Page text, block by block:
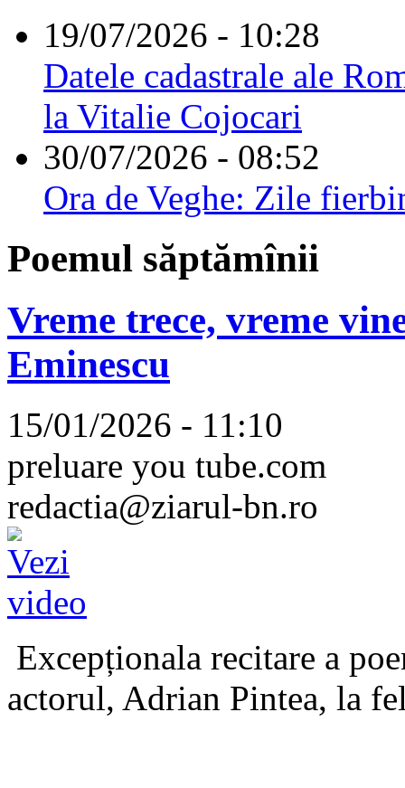
19/07/2026 - 10:28
Datele cadastrale ale
la Vitalie Cojocari
30/07/2026 - 08:52
Ora de Veghe: Zile
Poemul săptămînii
Vreme trece, vreme
Eminescu
15/01/2026 - 11:10
preluare you tube.com
redactia@ziarul-bn.ro
Excepționala recitare a
actorul, Adrian Pintea, la